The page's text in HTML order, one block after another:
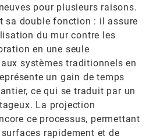
pour plusieurs raisons.
sa double fonction : il assure
du mur contre les
en une seule
systèmes traditionnels en
un gain de temps
ce qui se traduit par un
La projection
ce processus, permettant
rapidement et de